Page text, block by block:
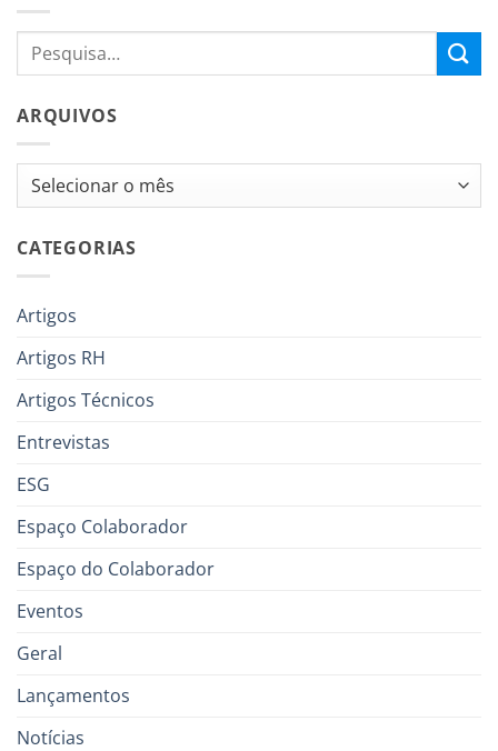
ARQUIVOS
Arquivos
CATEGORIAS
Artigos
Artigos RH
Artigos Técnicos
Entrevistas
ESG
Espaço Colaborador
Espaço do Colaborador
Eventos
Geral
Lançamentos
Notícias